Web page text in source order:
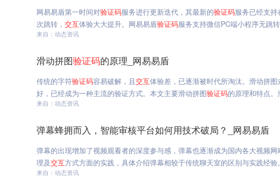
网易易盾第一时间对验证码服务进行更新迭代，其最新的验证码服务已经支
次跳转， 交互体验大大提升。网易易盾验证码服务支持微信PC端小程序无跳
来自：动态资讯
滑动拼图验证码的原理_网易易盾
传统的字符验证码容易破解，且交互体验差，已逐渐被时代所淘汰。滑动拼图
好，已经成为一种主流的验证方式。本文主要滑动拼图验证码的原理和特点。
来自：动态资讯
弹幕蜂拥而入，智能审核平台如何用技术破局？_网易易盾
弹幕的出现增加了视频观看者的深度参与感，弹幕也逐渐成为国内各大视频
理及交互方式方面的实践，具体介绍弹幕相较于传统聊天室的区别与实践经
来自：动态资讯